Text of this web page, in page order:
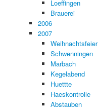
Loeffingen
Brauerei
2006
2007
Weihnachtsfeier
Schwenningen
Marbach
Kegelabend
Huettte
Haeskontrolle
Abstauben